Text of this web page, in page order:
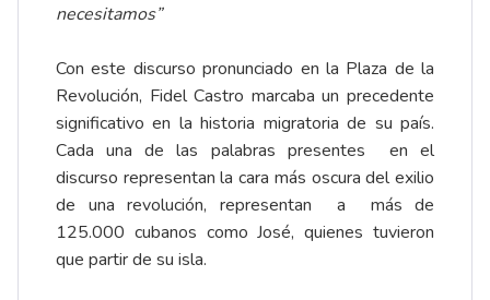
necesitamos”
Con este discurso pronunciado en la Plaza de la
Revolución, Fidel Castro marcaba un precedente
significativo en la historia migratoria de su país.
Cada una de las palabras presentes en el
discurso representan la cara más oscura del exilio
de una revolución, representan a más de
125.000 cubanos como José, quienes tuvieron
que partir de su isla.